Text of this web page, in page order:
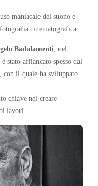
maniacale del suono e
cinematografica.
Badalamenti, nel
stato affiancato spesso dal
, con il quale ha sviluppato
chiave nel creare
lavori.